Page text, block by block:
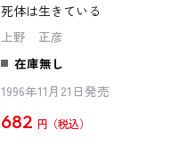
死体は生きている
上野 正彦
在庫無し
1996年11月21日発売
682 円